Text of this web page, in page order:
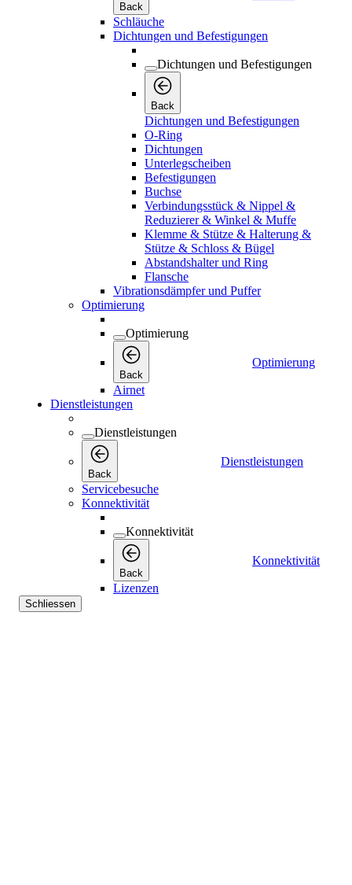
Back
Schläuche
Dichtungen und Befestigungen
Dichtungen und Befestigungen
Back
Dichtungen und Befestigungen
O-Ring
Dichtungen
Unterlegscheiben
Befestigungen
Buchse
Verbindungsstück & Nippel &
Reduzierer & Winkel & Muffe
Klemme & Stütze & Halterung &
Stütze & Schloss & Bügel
Abstandshalter und Ring
Flansche
Vibrationsdämpfer und Puffer
Optimierung
Optimierung
Back
Optimierung
Airnet
Dienstleistungen
Dienstleistungen
Back
Dienstleistungen
Servicebesuche
Konnektivität
Konnektivität
Back
Konnektivität
Lizenzen
Schliessen